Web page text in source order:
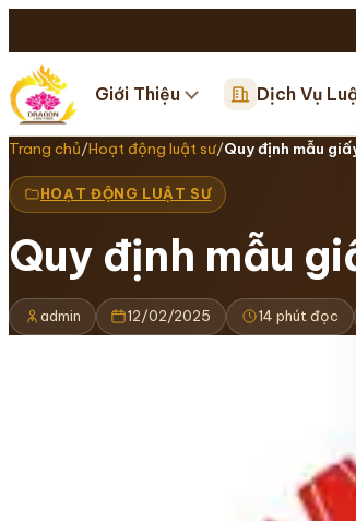
Giới Thiệu Dịch Vụ
Trang chủ/Hoạt động luật sư/Quy định mẫu
HOẠT ĐỘNG LUẬT SƯ
Quy định mẫu
admin 12/02/2025 14 phút đọc